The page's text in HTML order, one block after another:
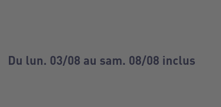
Du lun. 03/08 au sam. 08/08 inclus